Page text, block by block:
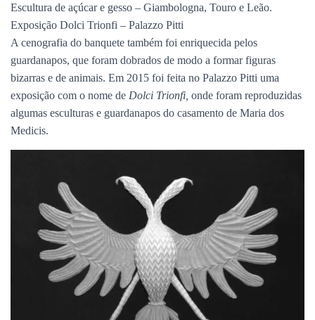
Escultura de açúcar e gesso – Giambologna, Touro e Leão.
Exposição Dolci Trionfi – Palazzo Pitti
A cenografia do banquete também foi enriquecida pelos
guardanapos, que foram dobrados de modo a formar figuras
bizarras e de animais. Em 2015 foi feita no Palazzo Pitti uma
exposição com o nome de Dolci Trionfi, onde foram reproduzidas
algumas esculturas e guardanapos do casamento de Maria dos
Medicis.